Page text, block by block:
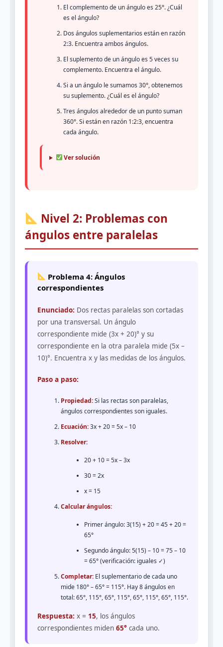
El complemento de un ángulo es 25°. ¿Cuál
es el ángulo?
Dos ángulos suplementarios están en razón
2:3. Encuentra ambos ángulos.
El suplemento de un ángulo es 5 veces su
complemento. Encuentra el ángulo.
Si a un ángulo le sumamos 30°, obtenemos
su suplemento. ¿Cuál es el ángulo?
Tres ángulos alrededor de un punto suman
360°. Si están en razón 1:2:3, encuentra
cada ángulo.
Ver solución
Nivel 2: Problemas con
ángulos entre paralelas
Problema 4: Ángulos
correspondientes
Enunciado: Dos rectas paralelas son cortadas
por una transversal. Un ángulo
correspondiente mide (3x + 20)° y su
correspondiente en la otra paralela mide (5x –
10)°. Encuentra x y las medidas de los ángulos.
Paso a paso:
Propiedad:Si las rectas son paralelas,
ángulos correspondientes son iguales.
Ecuación:3x + 20 = 5x – 10
Resolver:
20 + 10 = 5x – 3x
30 = 2x
x = 15
Calcular ángulos:
Primer ángulo: 3(15) + 20 = 45 + 20 =
65°
Segundo ángulo: 5(15) – 10 = 75 – 10
= 65° (verificación: iguales ✓)
Completar: El suplementario de cada uno
mide 180° – 65° = 115°. Hay 8 ángulos en
total: 65°, 115°, 65°, 115°, 65°, 115°, 65°, 115°.
Respuesta: x = 15, los ángulos
correspondientes miden 65° cada uno.